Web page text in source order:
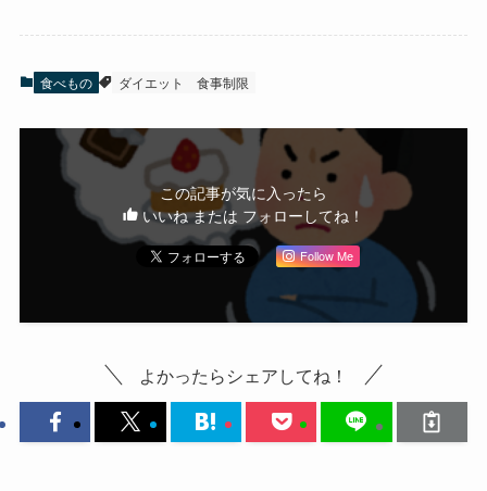
食べもの ダイエット 食事制限
この記事が気に入ったら
いいね または フォローしてね！
Follow Me
よかったらシェアしてね！